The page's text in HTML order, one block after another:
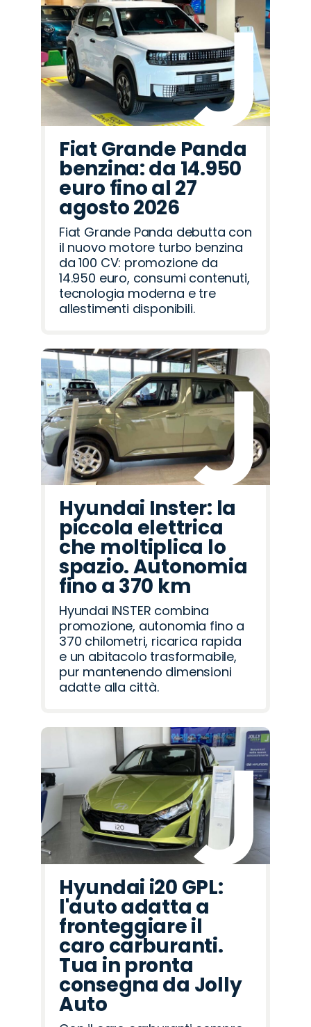
Fiat Grande Panda
benzina: da 14.950
euro fino al 27
agosto 2026
Fiat Grande Panda debutta con
il nuovo motore turbo benzina
da 100 CV: promozione da
14.950 euro, consumi contenuti,
tecnologia moderna e tre
allestimenti disponibili.
Hyundai Inster: la
piccola elettrica
che moltiplica lo
spazio. Autonomia
fino a 370 km
Hyundai INSTER combina
promozione, autonomia fino a
370 chilometri, ricarica rapida
e un abitacolo trasformabile,
pur mantenendo dimensioni
adatte alla città.
Hyundai i20 GPL:
l'auto adatta a
fronteggiare il
caro carburanti.
Tua in pronta
consegna da Jolly
Auto